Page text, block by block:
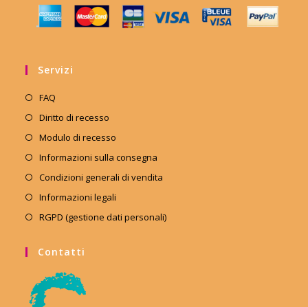
Servizi
FAQ
Diritto di recesso
Modulo di recesso
Informazioni sulla consegna
Condizioni generali di vendita
Informazioni legali
RGPD (gestione dati personali)
Contatti